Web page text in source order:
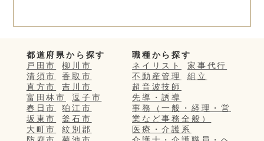
都道府県から探す
戸田市
柳川市
清須市
香取市
直方市
吉川市
富田林市
逗子市
春日市
狛江市
坂東市
釜石市
大町市
紋別郡
職種から探す
ネイリスト
家事代行
不動産管理
組立
超音波技師
先導・誘導
事務（一般・経理・営
業など事務全般）
医療・介護系